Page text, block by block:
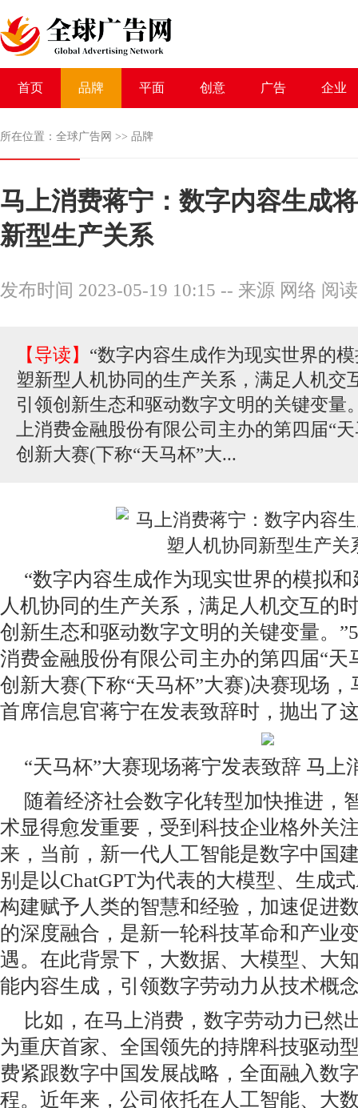
首页 品牌 平面 创意 广告 企业
所在位置： 全球广告网 >> 品牌
马上消费蒋宁：数字内容生成
新型生产关系
发布时间 2023-05-19 10:15 -- 来源 网络 阅
【导读】 “数字内容生成作为现实世界的
塑新型人机协同的生产关系，满足人机交
引领创新生态和驱动数字文明的关键变量
上消费金融股份有限公司主办的第四届“
创新大赛(下称“天马杯”大...
“数字内容生成作为现实世界的模拟
人机协同的生产关系，满足人机交互的
创新生态和驱动数字文明的关键变量。
消费金融股份有限公司主办的第四届“天
创新大赛(下称“天马杯”大赛)决赛现场
首席信息官蒋宁在发表致辞时，抛出了
“天马杯”大赛现场蒋宁发表致辞 马上
随着经济社会数字化转型加快推进，
术显得愈发重要，受到科技企业格外关
来，当前，新一代人工智能是数字中国
别是以ChatGPT为代表的大模型、生成
构建赋予人类的智慧和经验，加速促进
的深度融合，是新一轮科技革命和产业
遇。在此背景下，大数据、大模型、大
能内容生成，引领数字劳动力从技术概
比如，在马上消费，数字劳动力已然
为重庆首家、全国领先的持牌科技驱动
费紧跟数字中国发展战略，全面融入数
程。近年来，公司依托在人工智能、大